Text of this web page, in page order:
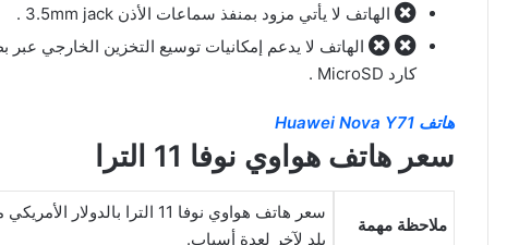
الهاتف لا يأتي مزود بمنفذ سماعات الأذن 3.5mm jack .
الهاتف لا يدعم إمكانيات توسيع التخزين الخارجي عبر
كارد MicroSD .
هاتف Huawei Nova Y71
سعر هاتف هواوي نوفا 11 الترا
ملاحظة مهمة
سعر هاتف هواوي نوفا 11
بلد لآخر لعدة أسباب.